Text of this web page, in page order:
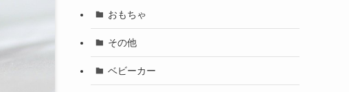
おもちゃ
その他
ベビーカー